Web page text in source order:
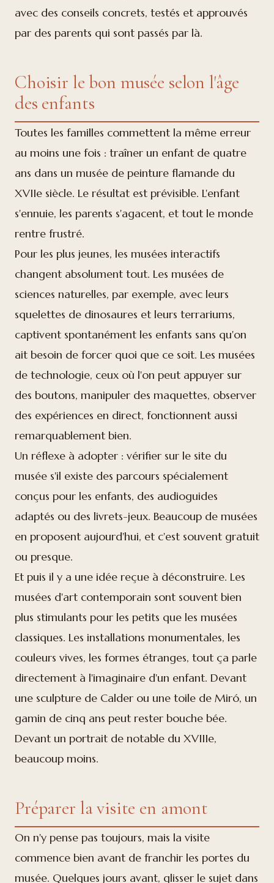
avec des conseils concrets, testés et approuvés
par des parents qui sont passés par là.
Choisir le bon musée selon l'âge
des enfants
Toutes les familles commettent la même erreur
au moins une fois : traîner un enfant de quatre
ans dans un musée de peinture flamande du
XVIIe siècle. Le résultat est prévisible. L'enfant
s'ennuie, les parents s'agacent, et tout le monde
rentre frustré.
Pour les plus jeunes, les musées interactifs
changent absolument tout. Les musées de
sciences naturelles, par exemple, avec leurs
squelettes de dinosaures et leurs terrariums,
captivent spontanément les enfants sans qu'on
ait besoin de forcer quoi que ce soit. Les musées
de technologie, ceux où l'on peut appuyer sur
des boutons, manipuler des maquettes, observer
des expériences en direct, fonctionnent aussi
remarquablement bien.
Un réflexe à adopter : vérifier sur le site du
musée s'il existe des parcours spécialement
conçus pour les enfants, des audioguides
adaptés ou des livrets-jeux. Beaucoup de musées
en proposent aujourd'hui, et c'est souvent gratuit
ou presque.
Et puis il y a une idée reçue à déconstruire. Les
musées d'art contemporain sont souvent bien
plus stimulants pour les petits que les musées
classiques. Les installations monumentales, les
couleurs vives, les formes étranges, tout ça parle
directement à l'imaginaire d'un enfant. Devant
une sculpture de Calder ou une toile de Miró, un
gamin de cinq ans peut rester bouche bée.
Devant un portrait de notable du XVIIIe,
beaucoup moins.
Préparer la visite en amont
On n'y pense pas toujours, mais la visite
commence bien avant de franchir les portes du
musée. Quelques jours avant, glisser le sujet dans